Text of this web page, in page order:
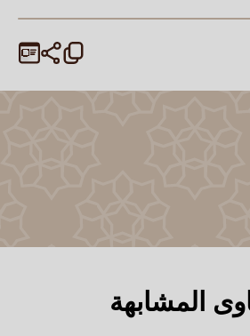
المشابهة